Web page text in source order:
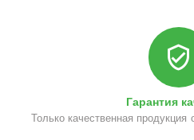
Гарантия
Только качественная